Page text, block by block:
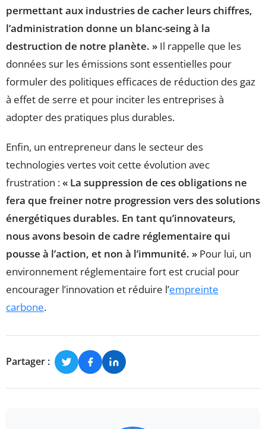
permettant aux industries de cacher leurs chiffres,
l’administration donne un blanc-seing à la
destruction de notre planète. » Il rappelle que les
données sur les émissions sont essentielles pour
formuler des politiques efficaces de réduction des gaz
à effet de serre et pour inciter les entreprises à
adopter des pratiques plus durables.
Enfin, un entrepreneur dans le secteur des
technologies vertes voit cette évolution avec
frustration :« La suppression de ces obligations ne
fera que freiner notre progression vers des solutions
énergétiques durables. En tant qu’innovateurs,
nous avons besoin de cadre réglementaire qui
pousse à l’action, et non à l’immunité. » Pour lui, un
environnement réglementaire fort est crucial pour
encourager l’innovation et réduire l’empreinte
carbone.
Partager :